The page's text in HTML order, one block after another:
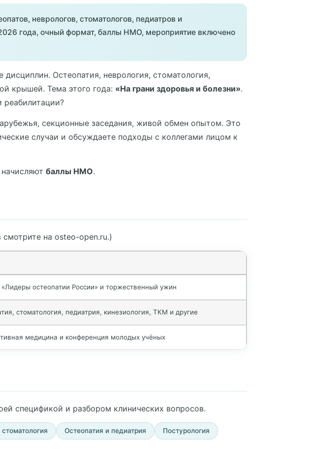
неврологов, стоматологов, педиатров и
года, очный формат, баллы НМО, мероприятие включено
Остеопатия, неврология, стоматология,
крышей. Тема этого года: «На грани здоровья и болезни».
секционные заседания, живой обмен опытом. Это
случаи и обсуждаете подходы с коллегами лицом к
баллы НМО.
на osteo-open.ru.)
остеопатии России» и торжественный ужин
стоматология, педиатрия, кинезиология, ТКМ и другие
медицина и конференция молодых учёных
спецификой и разбором клинических вопросов.
Остеопатия и педиатрия Постурология